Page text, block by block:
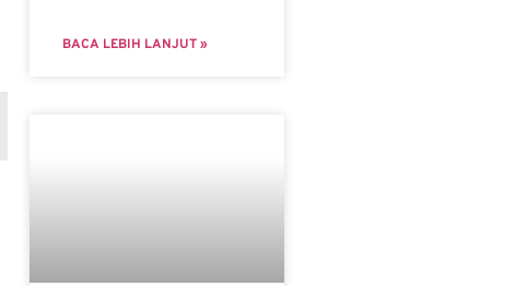
BACA LEBIH LANJUT »